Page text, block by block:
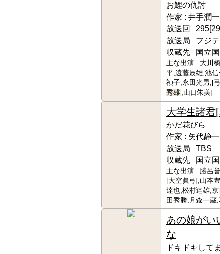
お鯉の仇討
作家 : 井手潤
放送回 :
放送局 : フジ
収蔵先 : 国立
主な出演 : 大川
平,遠藤辰雄,池
禎子,永田光男,[
秀雄 ,山口朱美]
大学生諸君
かだ花びら
作家 : 矢代静一
放送局 : TBS
収蔵先 : 国立
主な出演 : 勝呂
[大空眞弓],山本
達也,松村達雄,
田秀勝,月森一蔵
あの娘がい
な
ドキドキして